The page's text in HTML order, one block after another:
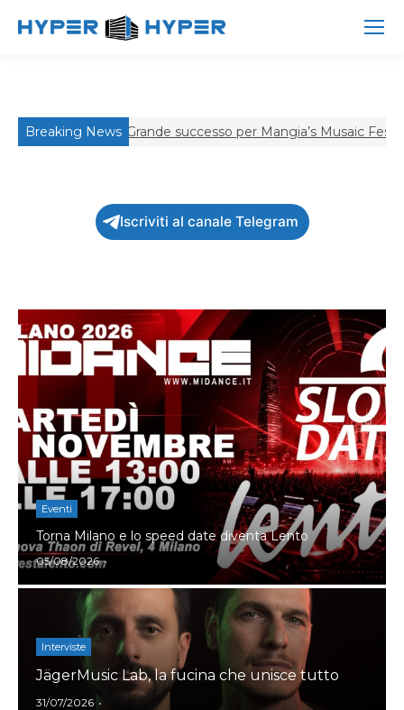
Breaking News
Beach Grande successo per Mangia’s Musaic Festival
Iscriviti al canale Telegram
Eventi
Torna Milano e lo speed date diventa Lento
05/08/2026
Interviste
JägerMusic Lab, la fucina che unisce tutto
31/07/2026 Author